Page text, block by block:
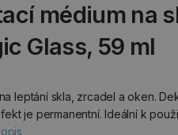
médium na
Glass, 59 ml
leptání skla, zrcadel a oken.
je permanentní. Ideální k